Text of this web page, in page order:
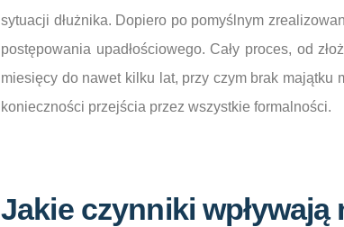
sytuacji dłużnika. Dopiero po pomyślnym
postępowania upadłościowego. Cały proces, od
miesięcy do nawet kilku lat, przy czym brak
konieczności przejścia przez wszystkie formalności.
Jakie czynniki